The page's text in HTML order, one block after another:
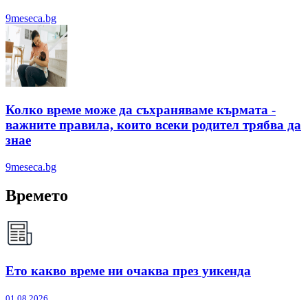
9meseca.bg
Колко време може да съхраняваме кърмата -
важните правила, които всеки родител трябва да
знае
9meseca.bg
Времето
Ето какво време ни очаква през уикенда